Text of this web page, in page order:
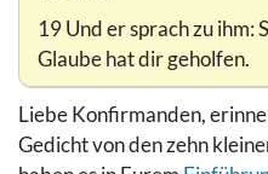
19 Und er sprach zu ihm:
Glaube hat dir geholfen.
Liebe Konfirmanden,
Gedicht von den zehn